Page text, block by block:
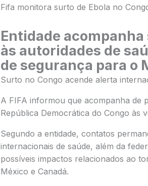
Fifa monitora surto de Ebola no
Entidade
às autoridades de
de segurança para o
Surto no Congo acende alerta
A FIFA informou que acompanha de
República Democrática do Congo às
Segundo a entidade, contatos
internacionais de saúde, além da
possíveis impactos relacionados ao
México e Canadá.